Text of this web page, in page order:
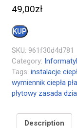
49,00zł
KUP
SKU: 961f30d4d781
Category:
Tags: instalacje
wymiennik ciepła
płytowy zasada
Description